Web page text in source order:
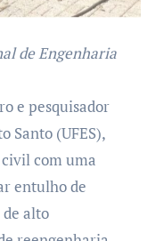
e pesquisador
Santo (UFES),
com uma
entulho de
alto